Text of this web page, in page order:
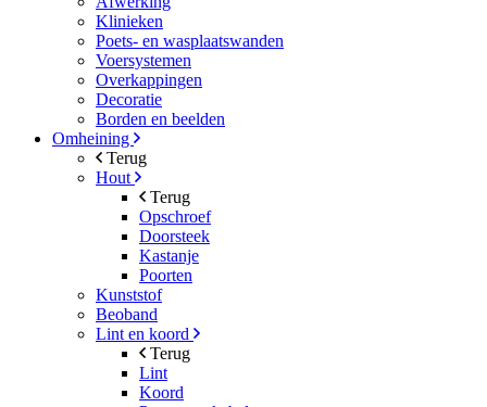
Klinieken
Poets- en wasplaatswanden
Voersystemen
Overkappingen
Decoratie
Borden en beelden
Omheining
Terug
Hout
Terug
Opschroef
Doorsteek
Kastanje
Poorten
Kunststof
Beoband
Lint en koord
Terug
Lint
Koord